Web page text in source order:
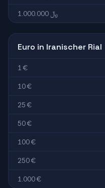
1.000.000 ﷼
Euro in Iranischer Rial
1 €
10 €
25 €
50 €
100 €
250 €
1.000 €